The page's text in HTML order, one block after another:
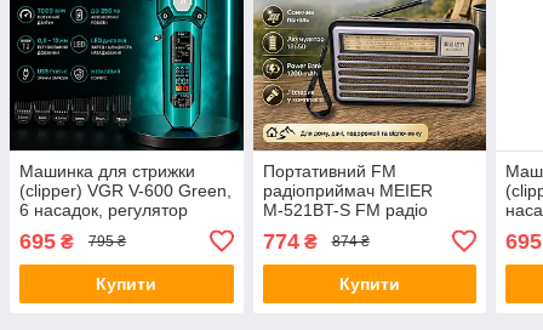
Машинка для стрижки
(clipper) VGR V-600 Green,
6 насадок, регулятор
висоти, LED display, 7000
RPM
695 ₴ 795 ₴
Купити
Портативний FM
радіоприймач МЕІЕR
М-521BT-S FM радіо
USB на акумуляторі з
сонячною батареєю
774₴ 874 ₴
Купити
695